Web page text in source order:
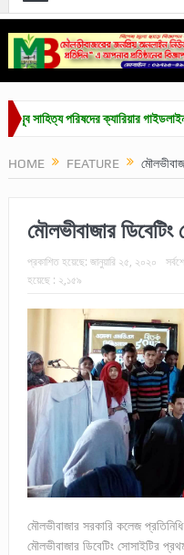
পরিষদের ক্যারিয়ার গাইডলাইন ও
HOME FEATURE
মৌলভীবাজার
প্রকাশিত হয়েছে: জানুয়ারি ২৫, ২০২০
হয়েছে : ২,১৫৯
মৌলভীবাজার সরকারি কলেজ
মৌলভীবাজার ডিবেটিং সোসাইটির